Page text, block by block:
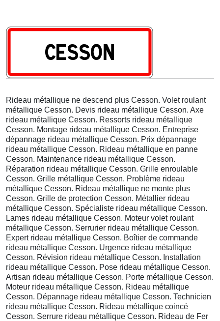
Rideau métallique ne descend plus Cesson. Volet roulant
métallique Cesson. Devis rideau métallique Cesson. Axe
rideau métallique Cesson. Ressorts rideau métallique
Cesson. Montage rideau métallique Cesson. Entreprise
dépannage rideau métallique Cesson. Prix dépannage
rideau métallique Cesson. Rideau métallique en panne
Cesson. Maintenance rideau métallique Cesson.
Réparation rideau métallique Cesson. Grille enroulable
Cesson. Grille métallique Cesson. Problème rideau
métallique Cesson. Rideau métallique ne monte plus
Cesson. Grille de protection Cesson. Métallier rideau
métallique Cesson. Spécialiste rideau métallique Cesson.
Lames rideau métallique Cesson. Moteur volet roulant
métallique Cesson. Serrurier rideau métallique Cesson.
Expert rideau métallique Cesson. Boîtier de commande
rideau métallique Cesson. Urgence rideau métallique
Cesson. Révision rideau métallique Cesson. Installation
rideau métallique Cesson. Pose rideau métallique Cesson.
Artisan rideau métallique Cesson. Porte métallique Cesson.
Moteur rideau métallique Cesson. Rideau métallique
Cesson. Dépannage rideau métallique Cesson. Technicien
rideau métallique Cesson. Rideau métallique coincé
Cesson. Serrure rideau métallique Cesson. Rideau de Fer